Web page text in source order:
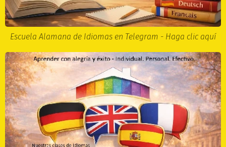
Escuela Alamana de Idiomas en Telegram - Haga clic aquí